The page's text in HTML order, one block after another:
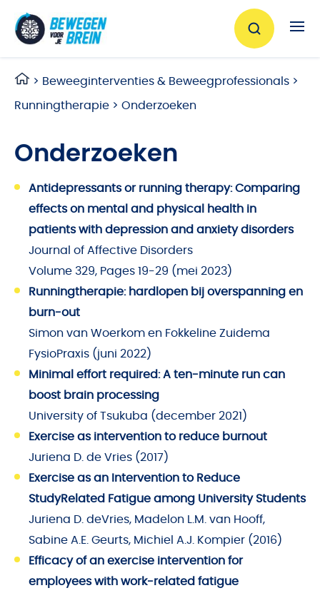
> Beweeginterventies & Beweegprofessionals >
Runningtherapie > Onderzoeken
Onderzoeken
Antidepressants or running therapy: Comparing
effects on mental and physical health in
patients with depression and anxiety disorders
Journal of Affective Disorders
Volume 329, Pages 19-29 (mei 2023)
Runningtherapie: hardlopen bij overspanning en
burn-out
Simon van Woerkom en Fokkeline Zuidema
FysioPraxis (juni 2022)
Minimal effort required: A ten-minute run can
boost brain processing
University of Tsukuba (december 2021)
Exercise as intervention to reduce burnout
Juriena D. de Vries (2017)
Exercise as an Intervention to Reduce
StudyRelated Fatigue among University Students
Juriena D. deVries, Madelon L.M. van Hooff,
Sabine A.E. Geurts, Michiel A.J. Kompier (2016)
Efficacy of an exercise intervention for
employees with work-related fatigue